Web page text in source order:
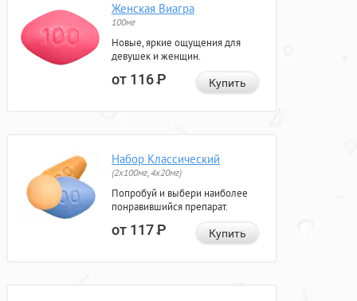
Женская Виагра
100мг
Новые, яркие ощущения для
девушек и женщин.
от 116Р Купить
Набор Классический
(2x100мг, 4x20мг)
Попробуй и выбери наиболее
понравившийся препарат.
от 117Р Купить